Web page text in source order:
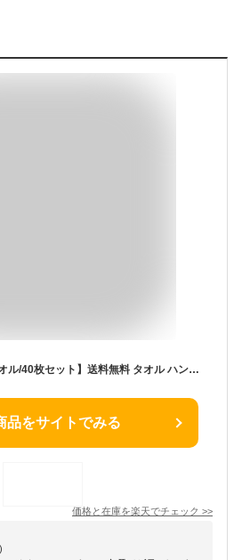
【ほんの気持ちハンドタオル/40枚セット】送料無料 タオル ハンカチ プチギフト プレゼント 販促品 粗品 ノベルティ イベント 企画 記念品 景品 賞品 開店 結婚式 二次会 感謝 お礼 引越 介護 施設 敬老 転勤 転校
品をサイトでみる
価格と在庫を楽天でチェック >>